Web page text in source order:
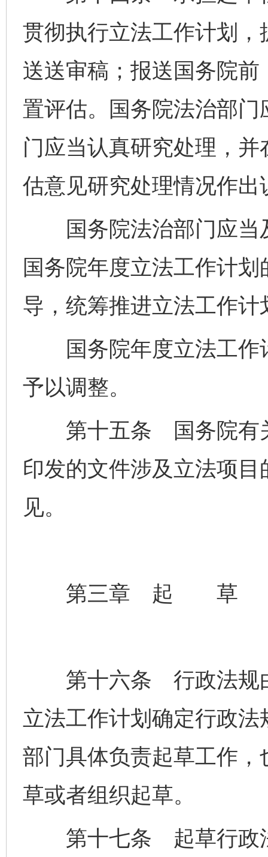
贯彻执行立法工作计划
送送审稿；报送国务院
置评估。国务院法治部
门应当认真研究处理，
估意见研究处理情况作出
国务院法治部门应当
国务院年度立法工作计
导，统筹推进立法工作计
国务院年度立法工作
予以调整。
第十五条 国务院有关
印发的文件涉及立法项
见。
第三章 起 草
第十六条 行政法规由
立法工作计划确定行政
部门具体负责起草工作
草或者组织起草。
第十七条 起草行政法